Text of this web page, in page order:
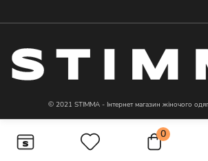
0
© 2021 STIMMA - Інтернет магазин жіночого